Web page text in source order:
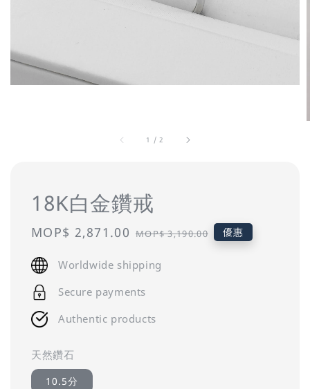
1 / 2
18K白金鑽戒
Sale
MOP$ 2,871.00 Regular
MOP$ 3,190.00 優惠
Worldwide shipping
Secure payments
Authentic products
天然鑽石
10.5分